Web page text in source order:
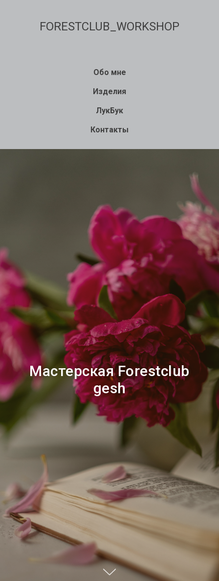
FORESTCLUB_WORKSHOP
Обо мне
Изделия
ЛукБук
Контакты
Мастерская Forestclub
gesh